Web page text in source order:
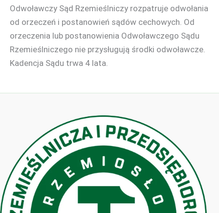
Odwoławczy Sąd Rzemieślniczy rozpatruje odwołania
od orzeczeń i postanowień sądów cechowych. Od
orzeczenia lub postanowienia Odwoławczego Sądu
Rzemieślniczego nie przysługują środki odwoławcze.
Kadencja Sądu trwa 4 lata.